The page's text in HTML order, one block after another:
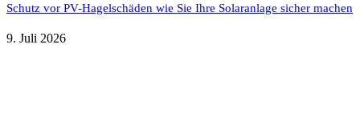
Schutz vor PV-Hagelschäden wie Sie Ihre Solaranlage sicher machen
9. Juli 2026